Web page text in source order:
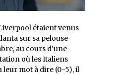
sur sa pelouse
au cours d’une
où les Italiens
leur mot à dire (0-5), il